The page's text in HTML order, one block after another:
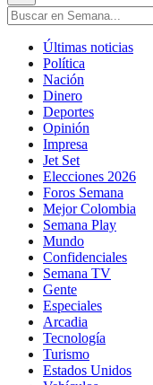
Últimas noticias
Política
Nación
Dinero
Deportes
Opinión
Impresa
Jet Set
Elecciones 2026
Foros Semana
Mejor Colombia
Semana Play
Mundo
Confidenciales
Semana TV
Gente
Especiales
Arcadia
Tecnología
Turismo
Estados Unidos